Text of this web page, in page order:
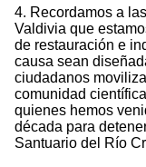
4. Recordamos a
Valdivia que
de restauración e
causa sean
ciudadanos
comunidad
quienes hemos
década para
Santuario del Río